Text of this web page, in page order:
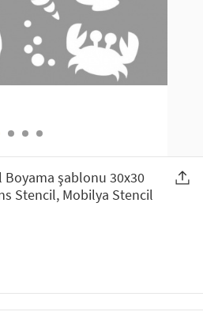
Boyama şablonu 30x30
Stencil, Mobilya Stencil